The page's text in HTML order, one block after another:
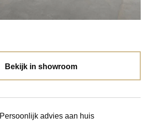
Bekijk in showroom
Persoonlijk advies aan huis